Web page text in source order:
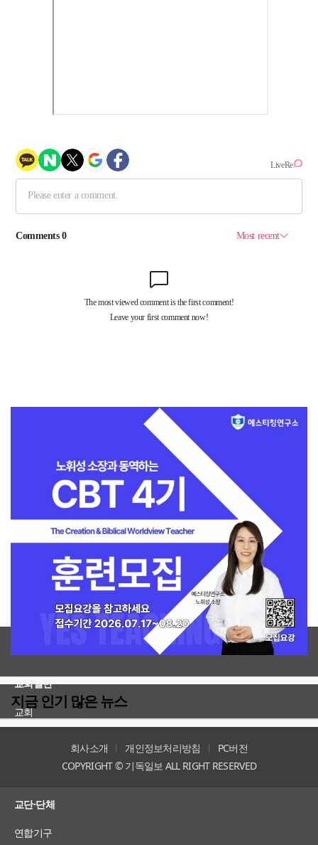
지금 인기 많은 뉴스
회사소개 개인정보처리방침
PC버전
COPYRIGHT © 기독일보 ALL RIGHT RESERVED
교회일반
교회
교단·단체
연합기구